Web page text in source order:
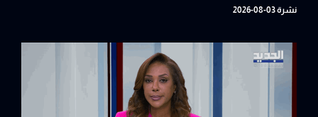
نشرة 03-08-2026